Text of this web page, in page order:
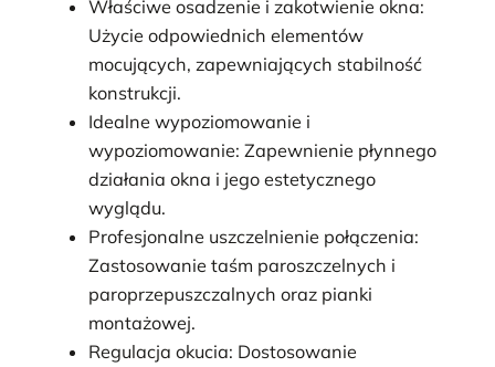
Właściwe osadzenie i zakotwienie okna:
Użycie odpowiednich elementów
mocujących, zapewniających stabilność
konstrukcji.
Idealne wypoziomowanie i
wypoziomowanie: Zapewnienie płynnego
działania okna i jego estetycznego
wyglądu.
Profesjonalne uszczelnienie połączenia:
Zastosowanie taśm paroszczelnych i
paroprzepuszczalnych oraz pianki
montażowej.
Regulacja okucia: Dostosowanie